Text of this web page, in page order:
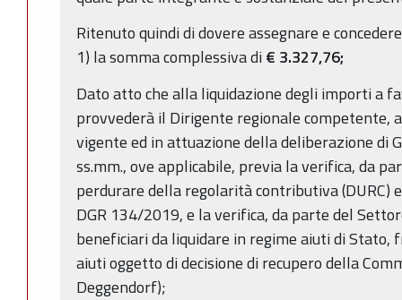
Ritenuto quindi di dovere assegnare e
1) la somma complessiva di€ 3.327,76;
Dato atto che alla liquidazione degli importi a
provvederà il Dirigente regionale competente,
vigente ed in attuazione della deliberazione di
ss.mm., ove applicabile, previa la verifica, da
perdurare della regolarità contributiva (DURC)
DGR 134/2019, e la verifica, da parte del
beneficiari da liquidare in regime aiuti di
aiuti oggetto di decisione di recupero della
Deggendorf);